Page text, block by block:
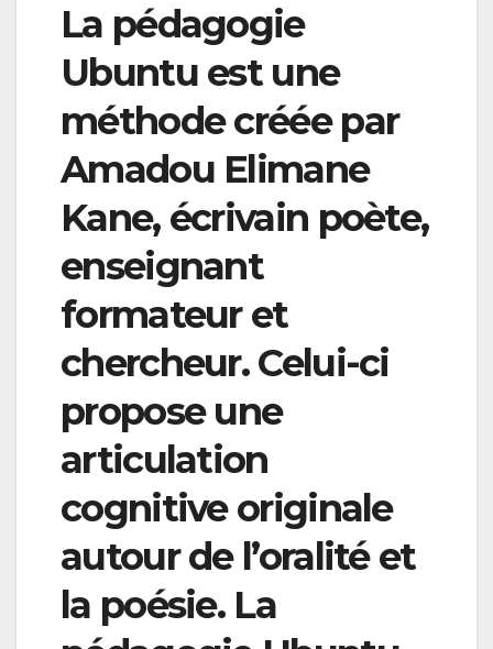
La pédagogie
Ubuntu est une
méthode créée par
Amadou Elimane
Kane, écrivain poète,
enseignant
formateur et
chercheur. Celui-ci
propose une
articulation
cognitive originale
autour de l’oralité et
la poésie. La